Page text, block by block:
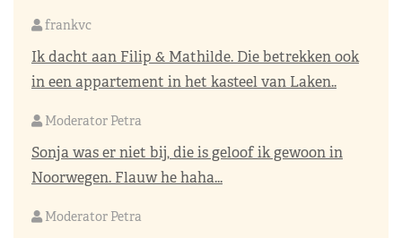
frankvc
Ik dacht aan Filip & Mathilde. Die betrekken ook
in een appartement in het kasteel van Laken..
Moderator Petra
Sonja was er niet bij, die is geloof ik gewoon in
Noorwegen. Flauw he haha...
Moderator Petra